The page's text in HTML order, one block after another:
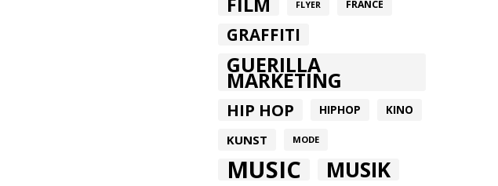
FLYER FRANCE
GRAFFITI
GUERILLA
MARKETING
HIP HOP HIPHOP KINO
KUNST MODE
MUSIC MUSIK